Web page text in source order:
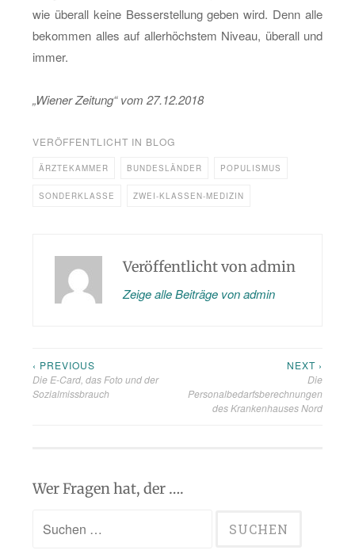
wie über­all keine Bes­ser­stel­lung geben wird. Denn alle
be­kom­men alles auf al­ler­höchs­tem Ni­veau, über­all und
immer.
„Wie­ner Zei­tung“ vom 27.12.2018
VERÖFFENTLICHT IN BLOG
ÄRZTEKAMMER BUNDESLÄNDER POPULISMUS
SONDERKLASSE ZWEI-KLASSEN-MEDIZIN
Veröffentlicht vonadmin
Zeige alle Beiträge von admin
Beitragsnavigation
‹ PREVIOUS
Die E-Card, das Foto und der
Sozialmissbrauch
NEXT ›
Die
Personalbedarfsberechnungen
des Krankenhauses Nord
Wer Fragen hat, der ….
Suchen